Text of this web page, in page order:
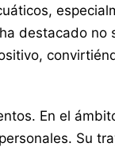
destacado no
En el
Su